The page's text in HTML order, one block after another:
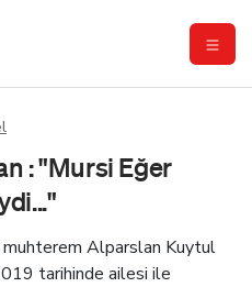
: "Mursi Eğer
Alparslan Kuytul
tarihinde ailesi ile